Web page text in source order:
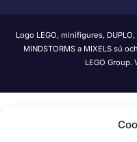
Logo LEGO, minifigures, DUPLO,
MINDSTORMS a MIXELS sú
LEGO Group.